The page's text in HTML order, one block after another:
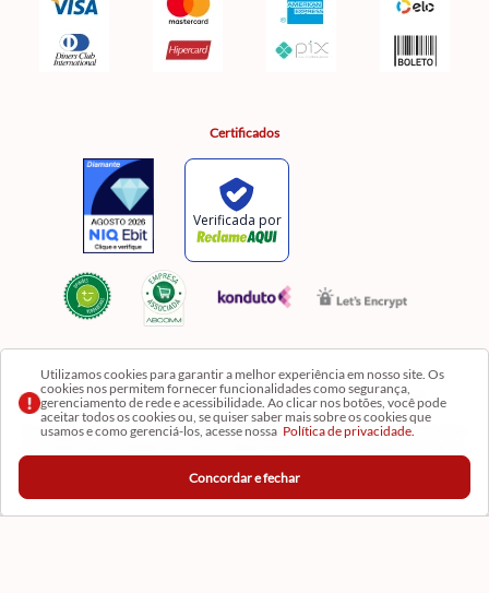
Utilizamos cookies para garantir a melhor experiência em nosso site. Os
cookies nos permitem fornecer funcionalidades como segurança,
gerenciamento de rede e acessibilidade. Ao clicar nos botões, você pode
aceitar todos os cookies ou, se quiser saber mais sobre os cookies que
usamos e como gerenciá-los, acesse nossa Política de privacidade.
Concordar e fechar
Certificados
Razão Social: Comercial Luzia Meire de Gêneros Alimentícios LTDA | CNPJ:
08.991.182/0001-11
Os preços, produtos e quantidades da Loja Virtual não se aplicam aos da Loja Física. Na Loja